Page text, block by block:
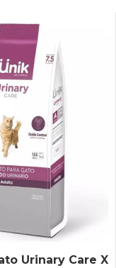
Urinary Care X